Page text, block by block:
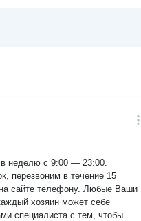
неделю с 9:00 — 23:00.
перезвоним в течение 15
сайте телефону. Любые Ваши
хозяин может себе
специалиста с тем, чтобы